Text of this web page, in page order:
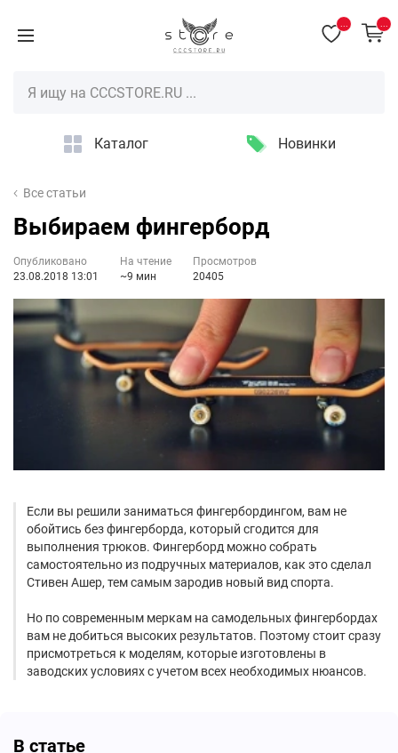
Каталог Новинки
Все статьи
Выбираем фингерборд
Опубликовано
23.08.2018 13:01
На чтение
~9 мин
Просмотров
20405
Если вы решили заниматься фингербордингом, вам не
обойтись без фингерборда, который сгодится для
выполнения трюков. Фингерборд можно собрать
самостоятельно из подручных материалов, как это сделал
Стивен Ашер, тем самым зародив новый вид спорта.
Но по современным меркам на самодельных фингербордах
вам не добиться высоких результатов. Поэтому стоит сразу
присмотреться к моделям, которые изготовлены в
заводских условиях с учетом всех необходимых нюансов.
В статье